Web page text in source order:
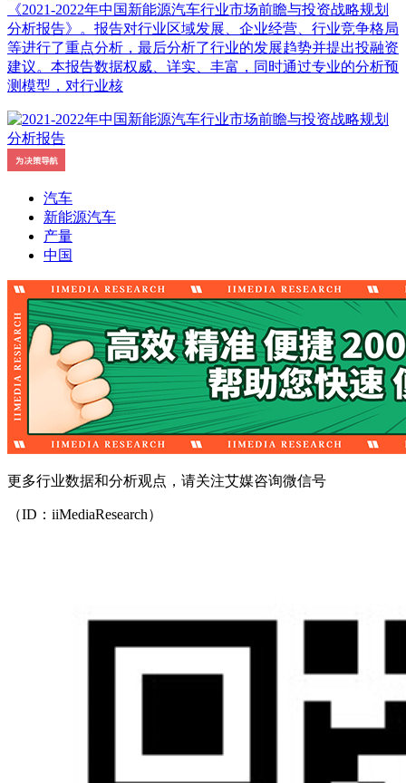
《2021-2022年中国新能源汽车行业市场前瞻与投资战略规划
分析报告》。报告对行业区域发展、企业经营、行业竞争格局
等进行了重点分析，最后分析了行业的发展趋势并提出投融资
建议。本报告数据权威、详实、丰富，同时通过专业的分析预
测模型，对行业核
汽车
新能源汽车
产量
中国
更多行业数据和分析观点，请关注艾媒咨询微信号
（ID：iiMediaResearch）